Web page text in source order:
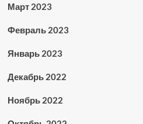
Март 2023
Февраль 2023
Январь 2023
Декабрь 2022
Ноябрь 2022